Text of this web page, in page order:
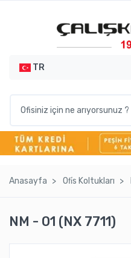
TR
Anasayfa Ofi̇s Koltukları
NM - 01 (NX 7711)